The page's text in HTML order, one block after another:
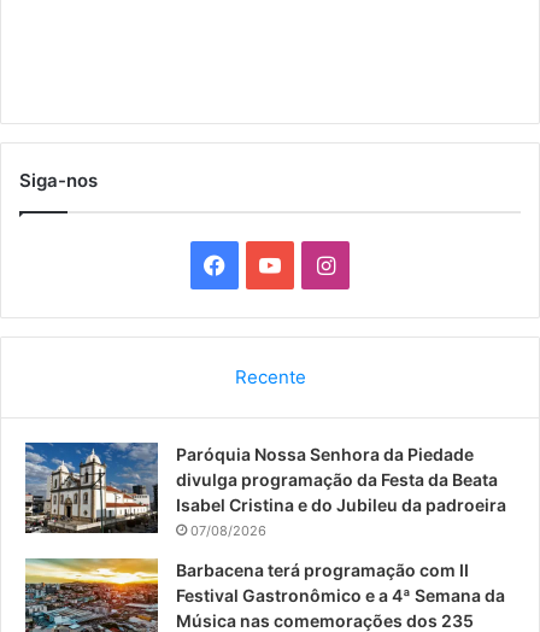
Siga-nos
a
b
o
k
o
u
b
I
n
a
g
a
Recente
Paróquia Nossa Senhora da Piedade
divulga programação da Festa da Beata
Isabel Cristina e do Jubileu da padroeira
07/08/2026
Barbacena terá programação com II
Festival Gastronômico e a 4ª Semana da
Música nas comemorações dos 235